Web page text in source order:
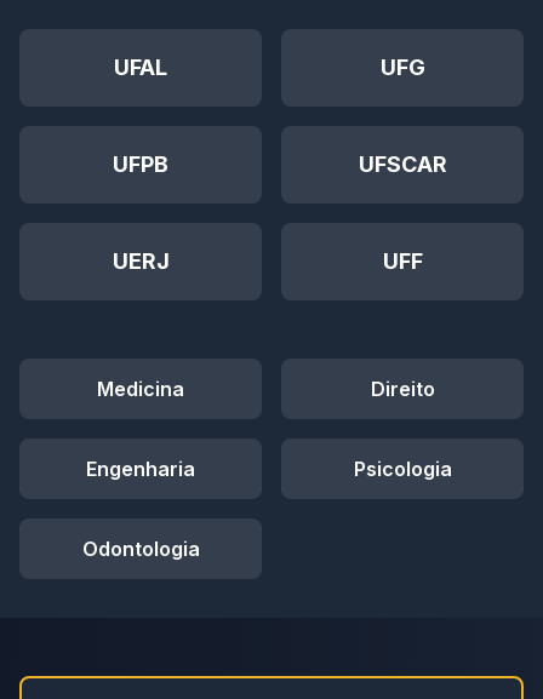
UFAL UFG
UFPB UFSCAR
UERJ UFF
Medicina Direito
Engenharia Psicologia
Odontologia